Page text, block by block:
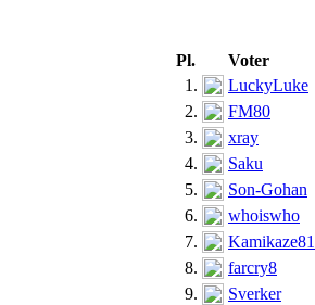
Pl.
Voter
1.
LuckyLuke
2.
FM80
3.
xray
4.
Saku
5.
Son-Gohan
6.
whoiswho
7.
Kamikaze81
8.
farcry8
9.
Sverker